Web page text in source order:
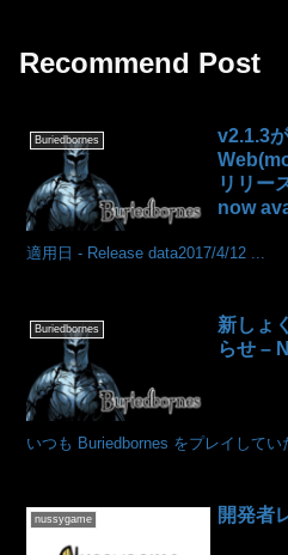
Recommend Post
Buriedbornes
v2.1.3
リリー
now
適用日 - Release data2017/4/12 ...
Buriedbornes
新しょ
らせ –
いつも Buriedbornes をプレイしてい
nussygame 開発者